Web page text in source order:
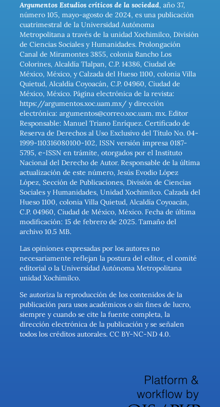
Argumentos Estudios críticos de la sociedad, año 37,
número 105, mayo-agosto de 2024, es una publicación
cuatrimestral de la Universidad Autónoma
Metropolitana a través de la unidad Xochimilco, División
de Ciencias Sociales y Humanidades. Prolongación
Canal de Miramontes 3855, colonia Rancho Los
Colorines, Alcaldía Tlalpan, C.P. 14386, Ciudad de
México, México, y Calzada del Hueso 1100, colonia Villa
Quietud, Alcaldía Coyoacán, C.P. 04960, Ciudad de
México, México. Página electrónica de la revista:
https://argumentos.xoc.uam.mx/ y dirección
electrónica: argumentos@correo.xoc.uam. mx. Editor
Responsable: Manuel Triano Enríquez. Certificado de
Reserva de Derechos al Uso Exclusivo del Título No. 04-
1999-110316080100-102, ISSN versión impresa 0187-
5795, e-ISSN en trámite, otorgados por el Instituto
Nacional del Derecho de Autor. Responsable de la última
actualización de este número, Jesús Evodio López
López, Sección de Publicaciones, División de Ciencias
Sociales y Humanidades, Unidad Xochimilco. Calzada del
Hueso 1100, colonia Villa Quietud, Alcaldía Coyoacán,
C.P. 04960, Ciudad de México, México. Fecha de última
modificación: 15 de febrero de 2025. Tamaño del
archivo 10.5 MB.
Las opiniones expresadas por los autores no
necesariamente reflejan la postura del editor, el comité
editorial o la Universidad Autónoma Metropolitana
unidad Xochimilco.
Se autoriza la reproducción de los contenidos de la
publicación para usos académicos o sin fines de lucro,
siempre y cuando se cite la fuente completa, la
dirección electrónica de la publicación y se señalen
todos los créditos autorales. CC BY-NC-ND 4.0.